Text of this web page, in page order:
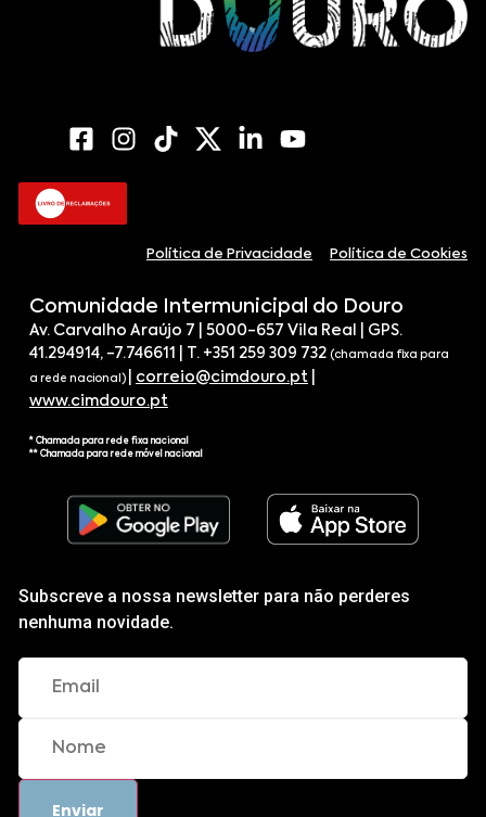
Política de Privacidade Política de Cookies
Comunidade Intermunicipal do Douro
Av. Carvalho Araújo 7 | 5000-657 Vila Real | GPS.
41.294914, -7.746611 | T. +351 259 309 732 (chamada fixa para
a rede nacional) correio@cimdouro.pt
www.cimdouro.pt
* Chamada para rede fixa nacional
** Chamada para rede móvel nacional
Subscreve a nossa newsletter para não perderes
nenhuma novidade.